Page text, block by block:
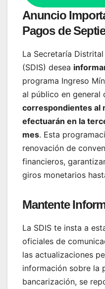
Anuncio
Pagos de
La Secretaría
(SDIS) desea
programa Ingreso
al público en general
correspondientes al
efectuarán en la
mes. Esta
renovación de
financieros,
giros monetarios
Mantente
La SDIS te insta a
oficiales de
las actualizaciones
información sobre la
bancarización, se